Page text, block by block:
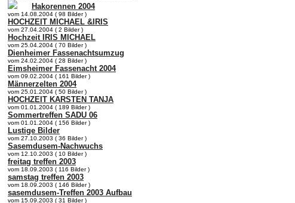
Hakorennen 2004
vom 14.08.2004 ( 98 Bilder )
HOCHZEIT MICHAEL &IRIS
vom 27.04.2004 ( 2 Bilder )
Hochzeit IRIS MICHAEL
vom 25.04.2004 ( 70 Bilder )
Dienheimer Fassenachtsumzug
vom 24.02.2004 ( 28 Bilder )
Eimsheimer Fassenacht 2004
vom 09.02.2004 ( 161 Bilder )
Männerzelten 2004
vom 25.01.2004 ( 50 Bilder )
HOCHZEIT KARSTEN TANJA
vom 01.01.2004 ( 189 Bilder )
Sommertreffen SADU 06
vom 01.01.2004 ( 156 Bilder )
Lustige Bilder
vom 27.10.2003 ( 36 Bilder )
Sasemdusem-Nachwuchs
vom 12.10.2003 ( 10 Bilder )
freitag treffen 2003
vom 18.09.2003 ( 116 Bilder )
samstag treffen 2003
vom 18.09.2003 ( 146 Bilder )
sasemdusem-Treffen 2003 Aufbau
vom 15.09.2003 ( 31 Bilder )